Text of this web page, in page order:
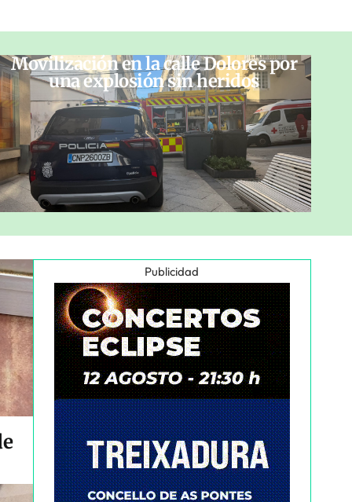
Movilización en la calle Dolores por
una explosión sin heridos
Publicidad